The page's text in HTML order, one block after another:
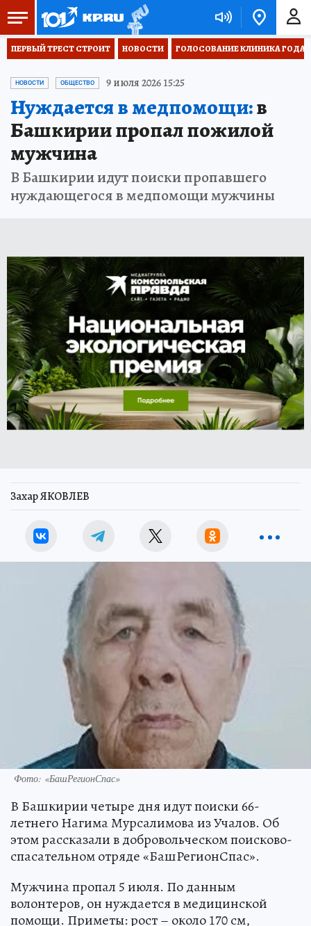
ПЕРВЫЙ ТРЕСТ СТРОИТ НОВОСТИ ГОЛОСОВАНИЕ КЛИНИКА ГОДА
НОВОСТИ ОБЩЕСТВО 9 июля 2026 15:25
Нуждается в медпомощи:в
Башкирии пропал пожилой
мужчина
В Башкирии идут поиски пропавшего
нуждающегося в медпомощи мужчины
Захар ЯКОВЛЕВ
Фото: «БашРегионСпас»
В Башкирии четыре дня идут поиски 66-
летнего Нагима Мурсалимова из Учалов. Об
этом рассказали в добровольческом поисково-
спасательном отряде «БашРегионСпас».
Мужчина пропал 5 июля. По данным
волонтеров, он нуждается в медицинской
помощи. Приметы: рост – около 170 см,